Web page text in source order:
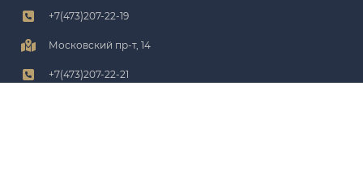
+7(473)207-22-19
Московский пр-т, 14
+7(473)207-22-21